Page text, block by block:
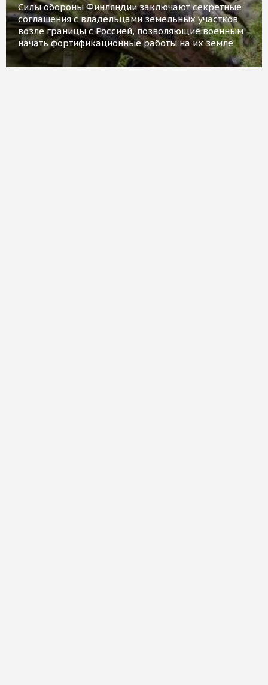
Силы обороны Финляндии заключают секретные
соглашения с владельцами земельных участков
возле границы с Россией, позволяющие военным
начать фортификационные работы на их земле